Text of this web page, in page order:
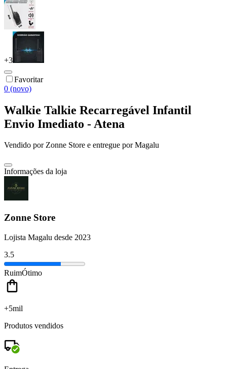
+3
Favoritar
0 (novo)
Walkie Talkie Recarregável Infantil
Envio Imediato - Atena
Vendido porZonne Store e entregue por Magalu
Informações da loja
Zonne Store
Lojista Magalu desde 2023
3.5
RuimÓtimo
+5mil
Produtos vendidos